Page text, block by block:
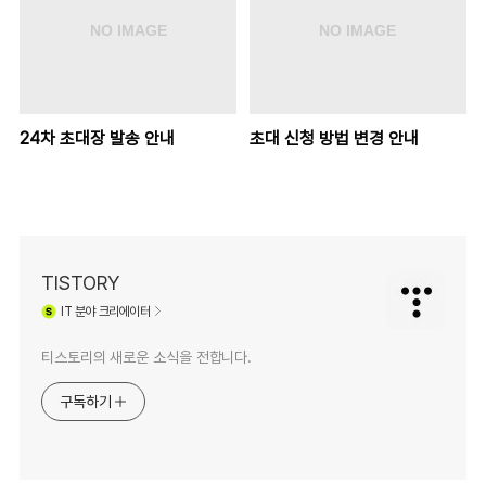
24차 초대장 발송 안내 초대 신청 방법 변경 안내
TISTORY
IT 분야 크리에이터
티스토리의 새로운 소식을 전합니다.
구독하기